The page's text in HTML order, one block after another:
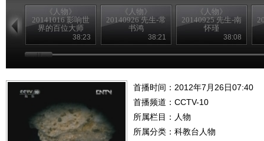
《人物》
20141016 影响世
界的百位大师
——达-芬奇38:23
《人物》
20140926 先生-常
书鸿
38:21
《人物》
20140925 先生-南
怀瑾
38:08
首播时间：2012年7月26日07:40
首播频道： CCTV-10
所属栏目： 人物
所属分类：科教台人物